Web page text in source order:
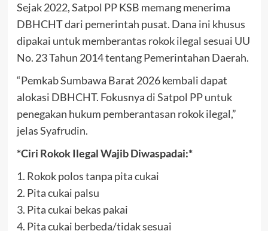
Sejak 2022, Satpol PP KSB memang menerima
DBHCHT dari pemerintah pusat. Dana ini khusus
dipakai untuk memberantas rokok ilegal sesuai UU
No. 23 Tahun 2014 tentang Pemerintahan Daerah.
“Pemkab Sumbawa Barat 2026 kembali dapat
alokasi DBHCHT. Fokusnya di Satpol PP untuk
penegakan hukum pemberantasan rokok ilegal,”
jelas Syafrudin.
*Ciri Rokok Ilegal Wajib Diwaspadai:*
1. Rokok polos tanpa pita cukai
2. Pita cukai palsu
3. Pita cukai bekas pakai
4. Pita cukai berbeda/tidak sesuai